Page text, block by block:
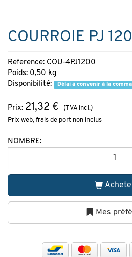
COURROIE PJ
Reference: COU-4PJ1200
Poids: 0,50 kg
Disponibilité:
Délai à convenir à la
Prix: 21,32 €
(TVA incl.)
Prix web, frais de port non inclus
NOMBRE:
Mes